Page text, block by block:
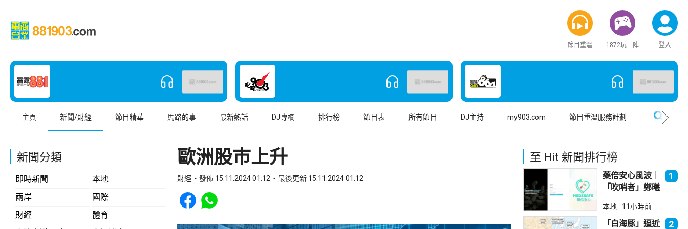
節目重溫 1872玩一陣 登入
主頁 新聞/財經 節目精華 馬路的事 最新熱話 DJ專欄 排行榜 節目表 所有節目 DJ主持 my903.com 節目重溫服務計劃
新聞分類
即時新聞
本地
兩岸
國際
財經
體育
歐洲股巿上升
財經 發佈 15.11.2024 01:12 最後更新 15.11.2024 01:12
Share to Facebook
Share to WhatsApp
至 Hit 新聞排行榜
藥倍安心風波｜
「吹哨者」鄭曦
進行刑事調查
1
本地 11小時前
「白海豚」逼近 2